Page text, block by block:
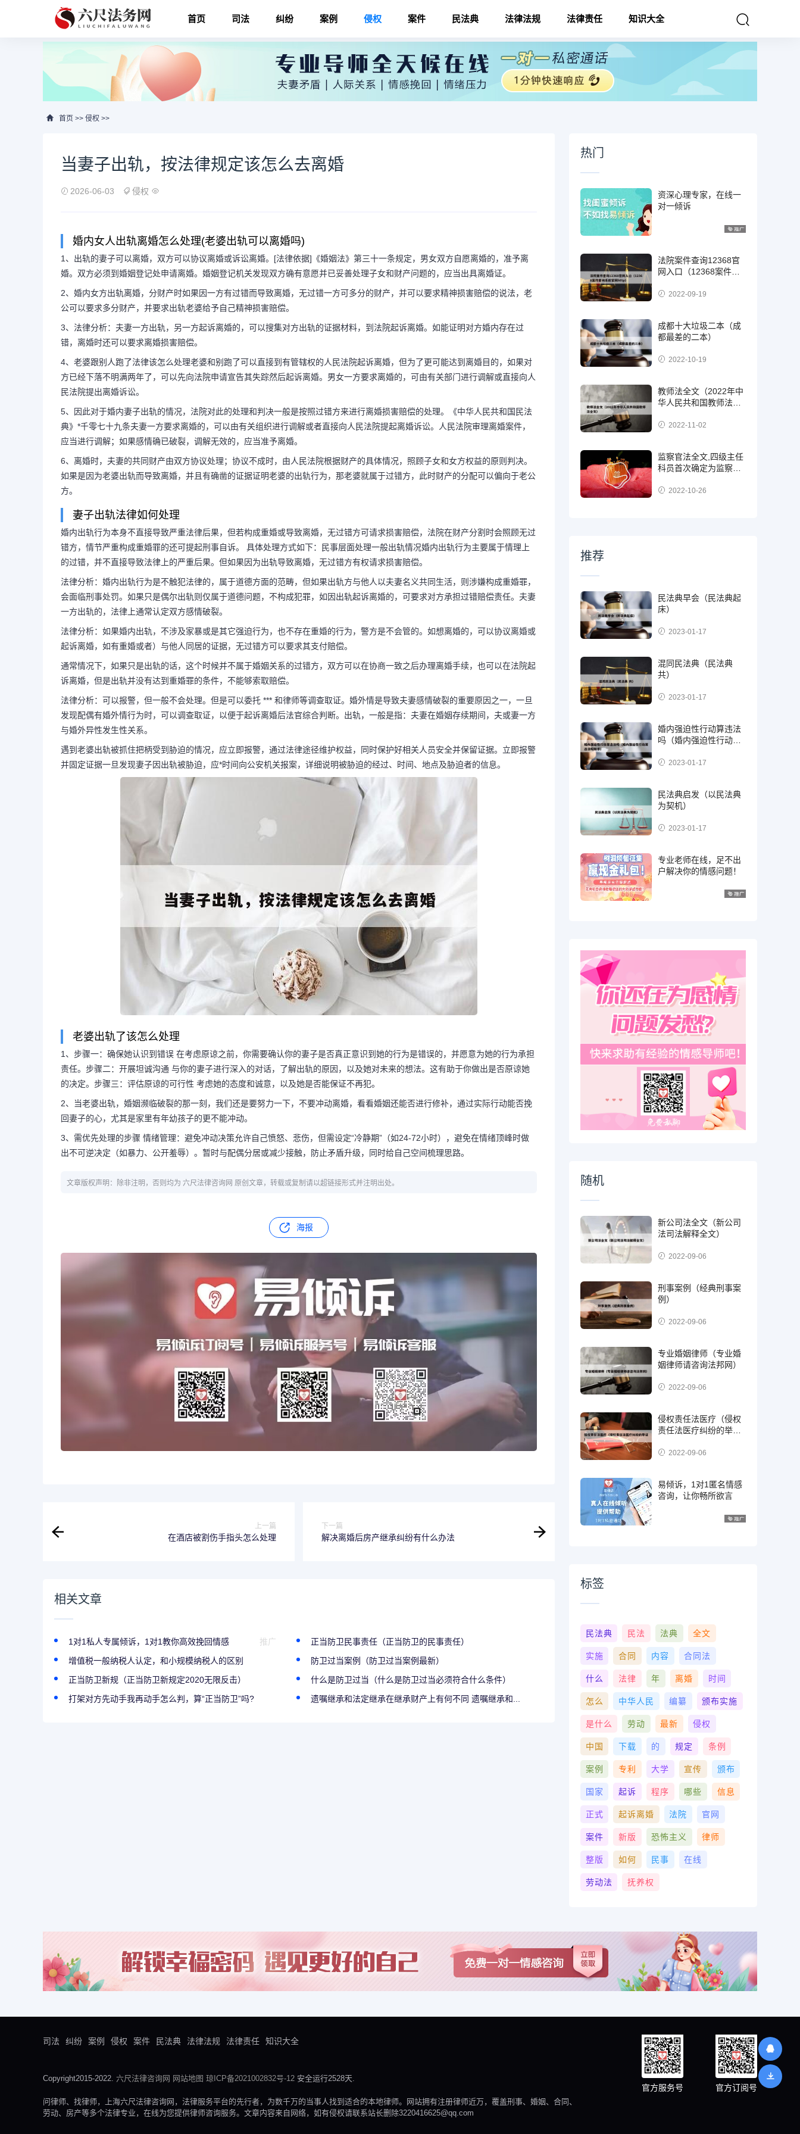
首页 司法 纠纷 案例 侵权 案件 民法典 法律法规 法律责任 知识大全
首页 >> 侵权 >>
当妻子出轨，按法律规定该怎么去离婚
2026-06-03 侵权
婚内女人出轨离婚怎么处理(老婆出轨可以离婚吗)
1、出轨的妻子可以离婚，双方可以协议离婚或诉讼离婚。[法律依据]《婚姻法》第三十一条规定，男女双方自愿离婚的，准予离
婚。双方必须到婚姻登记处申请离婚。婚姻登记机关发现双方确有意愿并已妥善处理子女和财产问题的，应当出具离婚证。
2、婚内女方出轨离婚，分财产时如果因一方有过错而导致离婚，无过错一方可多分的财产，并可以要求精神损害赔偿的说法，老
公可以要求多分财产，并要求出轨老婆给予自己精神损害赔偿。
3、法律分析：夫妻一方出轨，另一方起诉离婚的，可以搜集对方出轨的证据材料，到法院起诉离婚。如能证明对方婚内存在过
错，离婚时还可以要求离婚损害赔偿。
4、老婆跟别人跑了法律该怎么处理老婆和别跑了可以直接到有管辖权的人民法院起诉离婚，但为了更可能达到离婚目的，如果对
方已经下落不明满两年了，可以先向法院申请宣告其失踪然后起诉离婚。男女一方要求离婚的，可由有关部门进行调解或直接向人
民法院提出离婚诉讼。
5、因此对于婚内妻子出轨的情况，法院对此的处理和判决一般是按照过错方来进行离婚损害赔偿的处理。《中华人民共和国民法
典》*千零七十九条夫妻一方要求离婚的，可以由有关组织进行调解或者直接向人民法院提起离婚诉讼。人民法院审理离婚案件，
应当进行调解；如果感情确已破裂，调解无效的，应当准予离婚。
6、离婚时，夫妻的共同财产由双方协议处理；协议不成时，由人民法院根据财产的具体情况，照顾子女和女方权益的原则判决。
如果是因为老婆出轨而导致离婚，并且有确凿的证据证明老婆的出轨行为，那老婆就属于过错方，此时财产的分配可以偏向于老公
方。
妻子出轨法律如何处理
婚内出轨行为本身不直接导致严重法律后果，但若构成重婚或导致离婚，无过错方可请求损害赔偿，法院在财产分割时会照顾无过
错方，情节严重构成重婚罪的还可提起刑事自诉。 具体处理方式如下：民事层面处理一般出轨情况婚内出轨行为主要属于情理上
的过错，并不直接导致法律上的严重后果。但如果因为出轨导致离婚，无过错方有权请求损害赔偿。
法律分析：婚内出轨行为是不触犯法律的，属于道德方面的范畴，但如果出轨方与他人以夫妻名义共同生活，则涉嫌构成重婚罪，
会面临刑事处罚。如果只是偶尔出轨则仅属于道德问题，不构成犯罪，如因出轨起诉离婚的，可要求对方承担过错赔偿责任。夫妻
一方出轨的，法律上通常认定双方感情破裂。
法律分析：如果婚内出轨，不涉及家暴或是其它强迫行为，也不存在重婚的行为，警方是不会管的。如想离婚的，可以协议离婚或
起诉离婚，如有重婚或者）与他人同居的证据，无过错方可以要求其支付赔偿。
通常情况下，如果只是出轨的话，这个时候并不属于婚姻关系的过错方，双方可以在协商一致之后办理离婚手续，也可以在法院起
诉离婚，但是出轨并没有达到重婚罪的条件，不能够索取赔偿。
法律分析：可以报警，但一般不会处理。但是可以委托 *** 和律师等调查取证。婚外情是导致夫妻感情破裂的重要原因之一，一旦
发现配偶有婚外情行为时，可以调查取证，以便于起诉离婚后法官综合判断。出轨，一般是指：夫妻在婚姻存续期间，夫或妻一方
与婚外异性发生性关系。
遇到老婆出轨被抓住把柄受到胁迫的情况，应立即报警，通过法律途径维护权益，同时保护好相关人员安全并保留证据。立即报警
并固定证据一旦发现妻子因出轨被胁迫，应*时间向公安机关报案，详细说明被胁迫的经过、时间、地点及胁迫者的信息。
老婆出轨了该怎么处理
1、步骤一：确保她认识到错误 在考虑原谅之前，你需要确认你的妻子是否真正意识到她的行为是错误的，并愿意为她的行为承担
责任。步骤二：开展坦诚沟通 与你的妻子进行深入的对话，了解出轨的原因，以及她对未来的想法。这有助于你做出是否原谅她
的决定。步骤三：评估原谅的可行性 考虑她的态度和诚意，以及她是否能保证不再犯。
2、当老婆出轨，婚姻濒临破裂的那一刻，我们还是要努力一下，不要冲动离婚，看看婚姻还能否进行修补，通过实际行动能否挽
回妻子的心，尤其是家里有年幼孩子的更不能冲动。
3、需优先处理的步骤 情绪管理：避免冲动决策允许自己愤怒、悲伤，但需设定“冷静期”（如24-72小时），避免在情绪顶峰时做
出不可逆决定（如暴力、公开羞辱）。暂时与配偶分居或减少接触，防止矛盾升级，同时给自己空间梳理思路。
文章版权声明：除非注明，否则均为 六尺法律咨询网 原创文章，转载或复制请以超链接形式并注明出处。
海报
上一篇
在酒店被割伤手指头怎么处理
下一篇
解决离婚后房产继承纠纷有什么办法
相关文章
1对1私人专属倾诉，1对1教你高效挽回情感 推广
正当防卫民事责任（正当防卫的民事责任）
增值税一般纳税人认定，和小规模纳税人的区别
防卫过当案例（防卫过当案例最新）
正当防卫新规（正当防卫新规定2020无限反击）
什么是防卫过当（什么是防卫过当必须符合什么条件）
打架对方先动手我再动手怎么判，算“正当防卫”吗?
遗嘱继承和法定继承在继承财产上有何不同 遗嘱继承和...
热门
资深心理专家，在线一
对一倾诉
法院案件查询12368官
网入口（12368案件查
2022-09-19
成都十大垃圾二本（成
都最差的二本）
2022-10-19
教师法全文（2022年中
华人民共和国教师法全
2022-11-02
监察官法全文,四级主任
科员首次确定为监察
级?2022-10-26
推荐
民法典早会（民法典起
床）
2023-01-17
混同民法典（民法典
共）
2023-01-17
婚内强迫性行动算违法
吗（婚内强迫性行动算
2023-01-17
民法典启发（以民法典
为契机）
2023-01-17
专业老师在线，足不出
户解决你的情感问题！
随机
新公司法全文（新公司
法司法解释全文）
2022-09-06
刑事案例（经典刑事案
例）
2022-09-06
专业婚姻律师（专业婚
姻律师请咨询法邦网）
2022-09-06
侵权责任法医疗（侵权
责任法医疗纠纷的举
2022-09-06
易倾诉，1对1匿名情感
咨询，让你畅所欲言
标签
民法典 民法 法典 全文
实施 合同 内容 合同法
什么 法律 年 离婚 时间
怎么 中华人民 编纂 颁布实施
是什么 劳动 最新 侵权
中国 下载 的 规定 条例
案例 专利 大学 宣传 颁布
国家 起诉 程序 哪些 信息
正式 起诉离婚 法院 官网
案件 新版 恐怖主义 律师
整版 如何 民事 在线
劳动法 抚养权
官方服务号 官方订阅号
司法 纠纷 案例 侵权 案件 民法典 法律法规 法律责任 知识大全
Copyright2015-2022. 六尺法律咨询网 网站地图 琼ICP备2021002832号-12 安全运行2528天.
问律师、找律师，上海六尺法律咨询网，法律服务平台的先行者，为数千万的当事人找到适合的本地律师。网站拥有注册律师近万，覆盖刑事、婚姻、合同、
劳动、房产等多个法律专业，在线为您提供律师咨询服务。文章内容来自网络，如有侵权请联系站长删除3220416625@qq.com
当妻子出轨，按法律规定该怎么去离婚
1、出轨的妻子可以离婚，双方可以协议离婚或诉讼离
婚。[法律依据]《婚姻法》第三十一条规定，男女双方自愿离
婚的，准予离婚。双方必须到婚姻登记处申请离婚。婚姻登
记机关发现...
长按图片识别二维码阅读更多